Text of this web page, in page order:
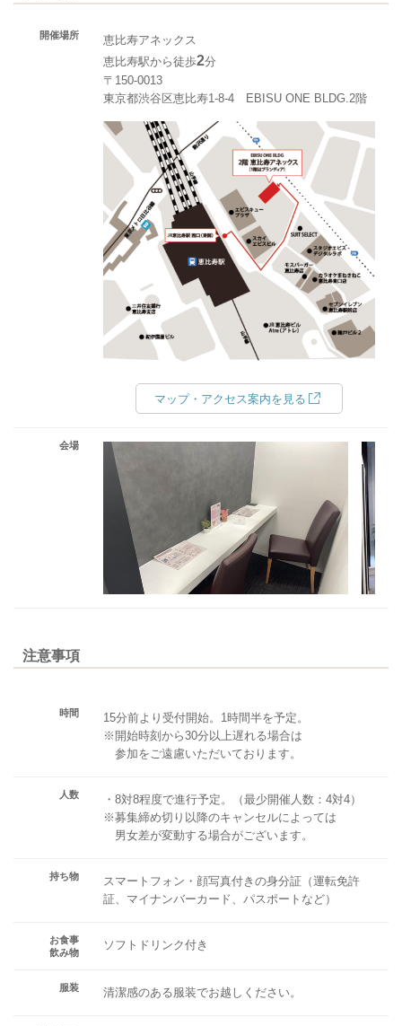
開催場所
恵比寿アネックス
恵比寿駅から徒歩2分
〒150-0013
東京都渋谷区恵比寿1-8-4 EBISU ONE BLDG.2階
マップ・アクセス案内を見る
会場
注意事項
時間
15分前より受付開始。1時間半を予定。
※開始時刻から30分以上遅れる場合は
参加をご遠慮いただいております。
人数
・8対8程度で進行予定。（最少開催人数：4対4）
※募集締め切り以降のキャンセルによっては
男女差が変動する場合がございます。
持ち物
スマートフォン・顔写真付きの身分証（運転免許
証、マイナンバーカード、パスポートなど）
お食事
飲み物
ソフトドリンク付き
服装 清潔感のある服装でお越しください。